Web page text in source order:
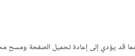
مما قد يؤدي إلى إعادة تحميل الصفحة